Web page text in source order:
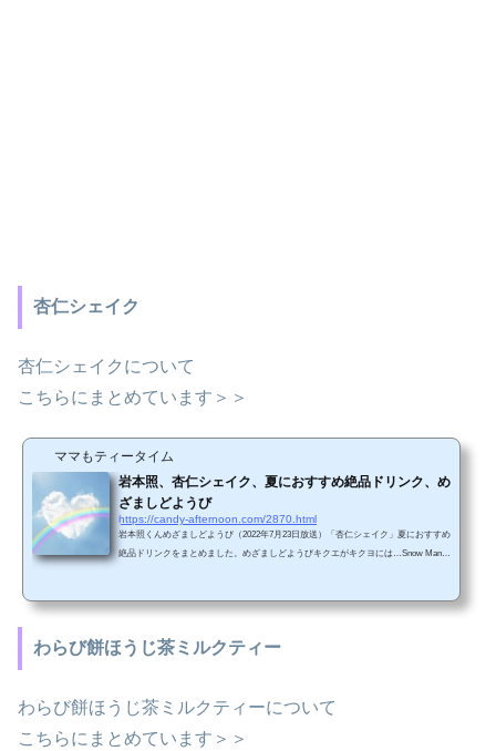
杏仁シェイク
杏仁シェイクについて
こちらにまとめています＞＞
ママもティータイム
岩本照、杏仁シェイク、夏におすすめ絶品ドリンク、め
ざましどようび
https://candy-afternoon.com/2870.html
岩本照くんめざましどようび（2022年7月23日放送）「杏仁シェイク」夏におすすめ
絶品ドリンクをまとめました。めざましどようびキクエがキクヨには…Snow Manの
の絶品ドリンクを堪能しちゃいます💪7時17分頃に放送予定📺#めざましどようび#キ
22, 2022 夏におすすめ...
わらび餅ほうじ茶ミルクティー
わらび餅ほうじ茶ミルクティーについて
こちらにまとめています＞＞